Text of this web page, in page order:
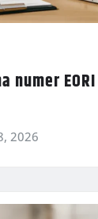
numer
2026